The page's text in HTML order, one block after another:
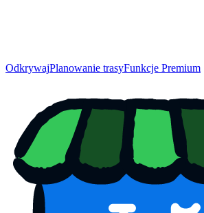
OdkrywajPlanowanie trasyFunkcje Premium